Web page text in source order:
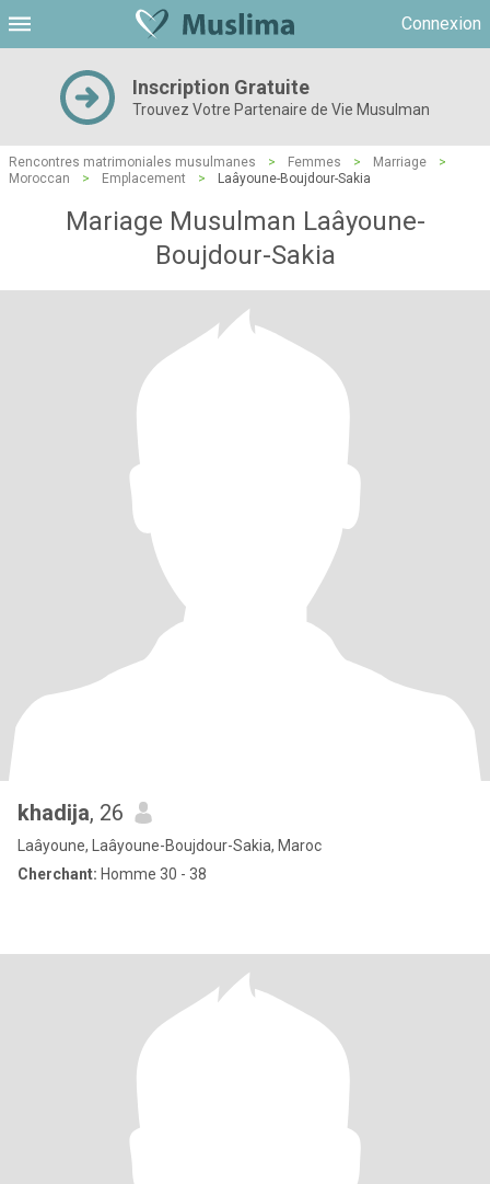
Connexion
Inscription Gratuite
Trouvez Votre Partenaire de Vie Musulman
Rencontres matrimoniales musulmanes > Femmes > Marriage
>
Moroccan
> Emplacement > Laâyoune-Boujdour-Sakia
Mariage Musulman Laâyoune-
Boujdour-Sakia
khadija, 26
Laâyoune, Laâyoune-Boujdour-Sakia, Maroc
Cherchant: Homme 30 - 38